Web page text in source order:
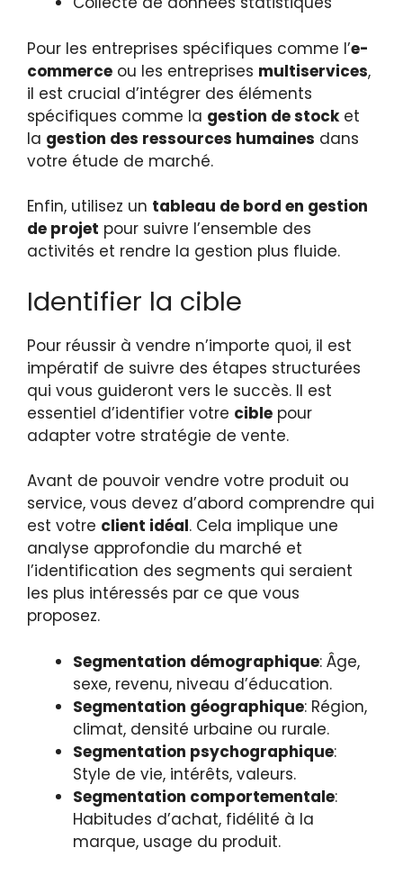
Pour les entreprises spécifiques comme l’e-
commerce ou les entreprises multiservices,
il est crucial d’intégrer des éléments
spécifiques comme la gestion de stocket
la gestion des ressources humaines dans
votre étude de marché.
Enfin, utilisez un tableau de bord en gestion
de projet pour suivre l’ensemble des
activités et rendre la gestion plus fluide.
Identifier la cible
Pour réussir à vendre n’importe quoi, il est
impératif de suivre des étapes structurées
qui vous guideront vers le succès. Il est
essentiel d’identifier votre cible pour
adapter votre stratégie de vente.
Avant de pouvoir vendre votre produit ou
service, vous devez d’abord comprendre qui
est votre client idéal. Cela implique une
analyse approfondie du marché et
l’identification des segments qui seraient
les plus intéressés par ce que vous
proposez.
Segmentation démographique: Âge,
sexe, revenu, niveau d’éducation.
Segmentation géographique: Région,
climat, densité urbaine ou rurale.
Segmentation psychographique:
Style de vie, intérêts, valeurs.
Segmentation comportementale:
Habitudes d’achat, fidélité à la
marque, usage du produit.